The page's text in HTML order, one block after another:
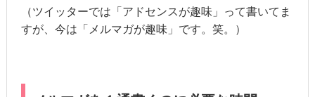
（ツイッターでは「アドセンスが趣味」って書いてま
すが、今は「メルマガが趣味」です。笑。）